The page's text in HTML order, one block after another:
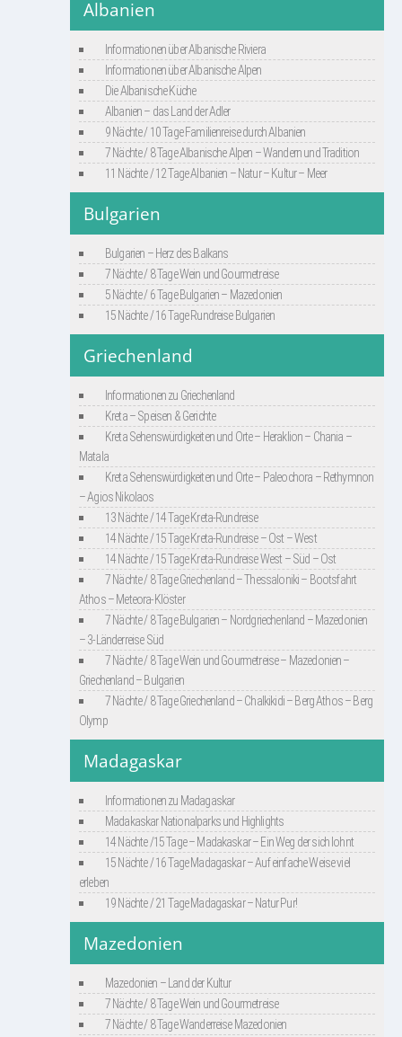
Albanien
Informationen über Albanische Riviera
Informationen über Albanische Alpen
Die Albanische Küche
Albanien – das Land der Adler
9 Nächte / 10 Tage Familienreise durch Albanien
7 Nächte / 8 Tage Albanische Alpen – Wandern und Tradition
11 Nächte / 12 Tage Albanien – Natur – Kultur – Meer
Bulgarien
Bulgarien – Herz des Balkans
7 Nächte / 8 Tage Wein und Gourmetreise
5 Nächte / 6 Tage Bulgarien – Mazedonien
15 Nächte / 16 Tage Rundreise Bulgarien
Griechenland
Informationen zu Griechenland
Kreta – Speisen & Gerichte
Kreta Sehenswürdigkeiten und Orte – Heraklion – Chania –
Matala
Kreta Sehenswürdigkeiten und Orte – Paleochora – Rethymnon
– Agios Nikolaos
13 Nächte / 14 Tage Kreta-Rundreise
14 Nächte / 15 Tage Kreta-Rundreise – Ost – West
14 Nächte / 15 Tage Kreta-Rundreise West – Süd – Ost
7 Nächte / 8 Tage Griechenland – Thessaloniki – Bootsfahrt
Athos – Meteora-Klöster
7 Nächte / 8 Tage Bulgarien – Nordgriechenland – Mazedonien
– 3-Länderreise Süd
7 Nächte / 8 Tage Wein und Gourmetreise – Mazedonien –
Griechenland – Bulgarien
7 Nächte / 8 Tage Griechenland – Chalkikidi – Berg Athos – Berg
Olymp
Madagaskar
Informationen zu Madagaskar
Madakaskar Nationalparks und Highlights
14 Nächte /15 Tage – Madakaskar – Ein Weg der sich lohnt
15 Nächte / 16 Tage Madagaskar – Auf einfache Weise viel
erleben
19 Nächte / 21 Tage Madagaskar – Natur Pur!
Mazedonien
Mazedonien – Land der Kultur
7 Nächte / 8 Tage Wein und Gourmetreise
7 Nächte / 8 Tage Wanderreise Mazedonien